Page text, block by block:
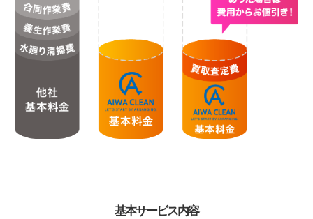
基本サービス内容